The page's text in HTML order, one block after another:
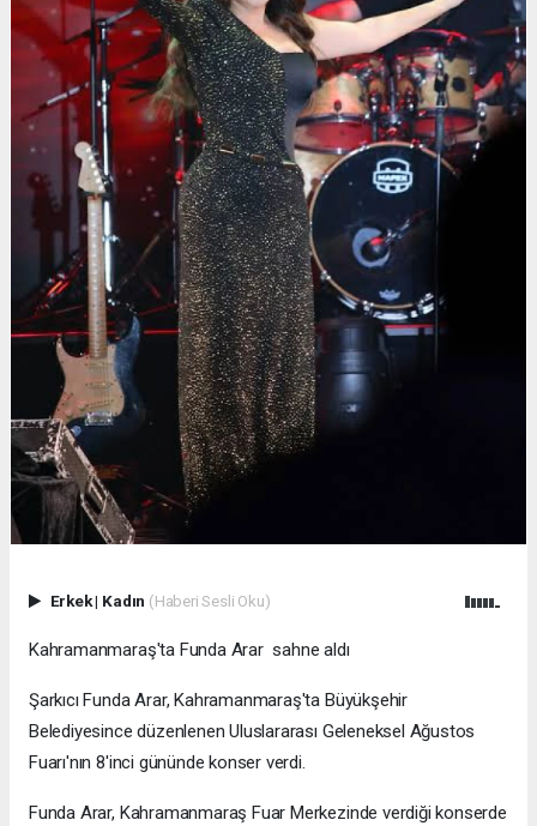
Erkek| Kadın (Haberi Sesli Oku)
Kahramanmaraş'ta Funda Arar sahne aldı
Şarkıcı Funda Arar, Kahramanmaraş'ta Büyükşehir
Belediyesince düzenlenen Uluslararası Geleneksel Ağustos
Fuarı'nın 8'inci gününde konser verdi.
Funda Arar, Kahramanmaraş Fuar Merkezinde verdiği konserde